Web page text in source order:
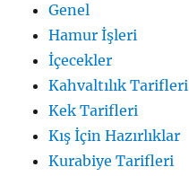
Genel
Hamur İşleri
İçecekler
Kahvaltılık Tarifleri
Kek Tarifleri
Kış İçin Hazırlıklar
Kurabiye Tarifleri